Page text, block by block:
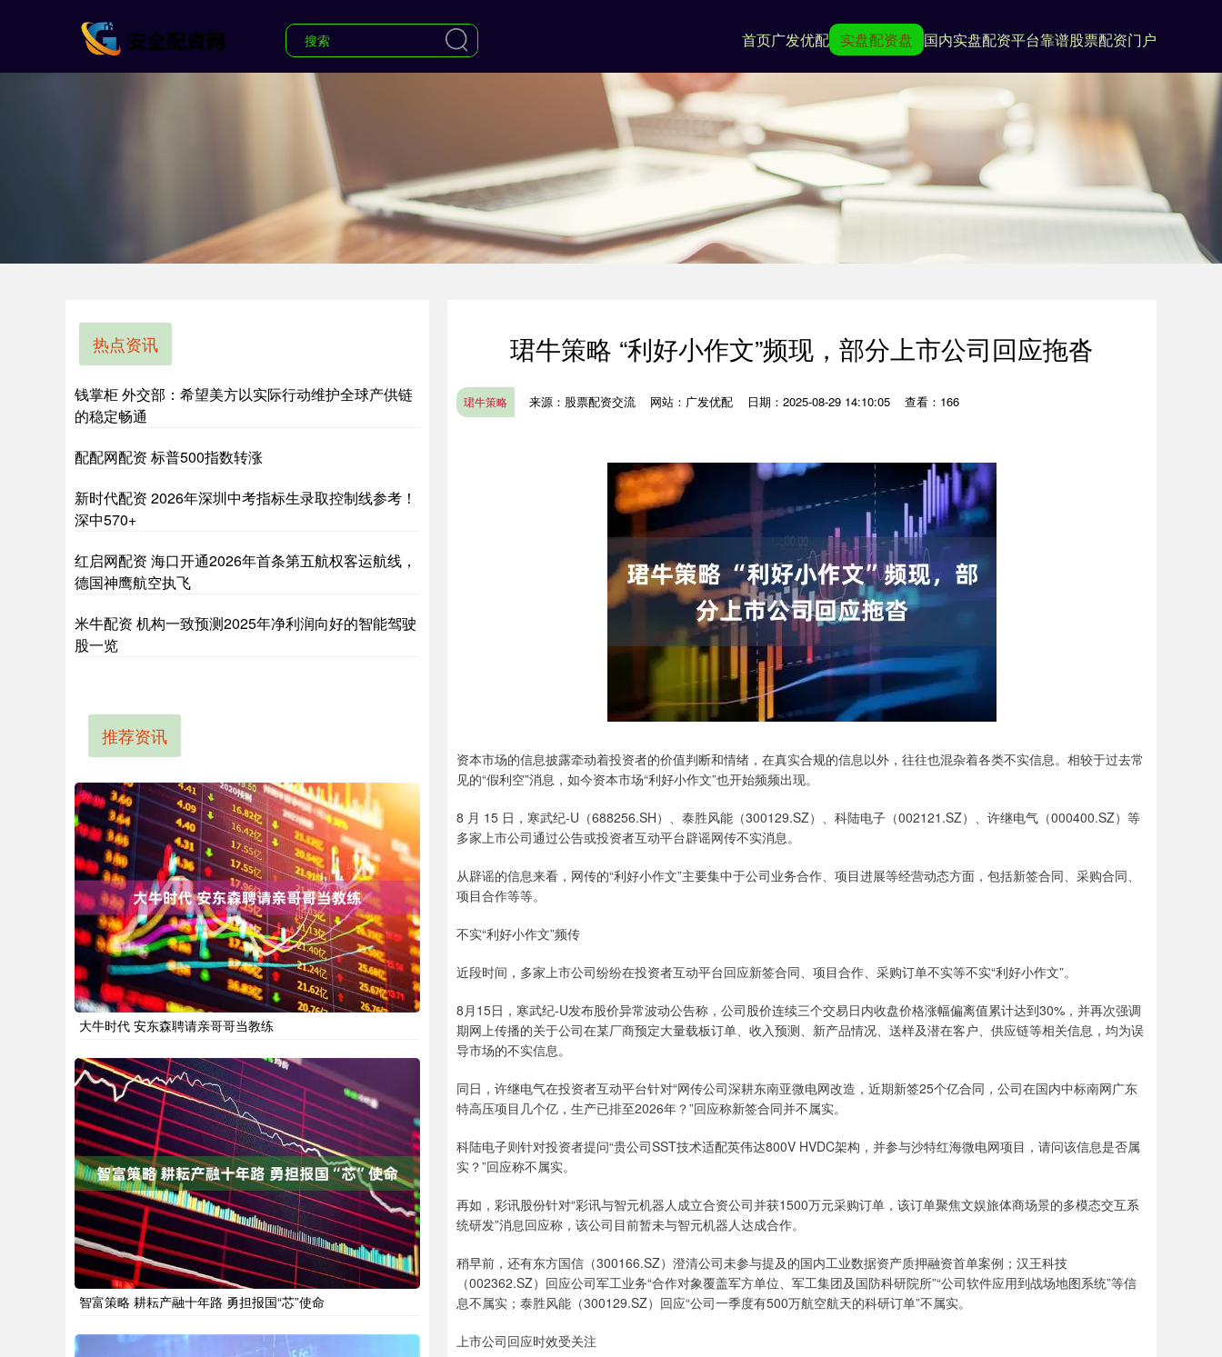
首页广发优配 实盘配资盘 国内实盘配资平台靠谱股票配资门户
珺牛策略 “利好小作文”频现，部分上市公司回应拖沓
珺牛策略 来源：股票配资交流 网站：广发优配 日期：2025-08-29 14:10:05 查看：166
资本市场的信息披露牵动着投资者的价值判断和情绪，在真实合规的信息以外，往往也混杂着各类不实信息。相较于过去常
见的“假利空”消息，如今资本市场“利好小作文”也开始频频出现。
8 月 15 日，寒武纪-U（688256.SH）、泰胜风能（300129.SZ）、科陆电子（002121.SZ）、许继电气（000400.SZ）等
多家上市公司通过公告或投资者互动平台辟谣网传不实消息。
从辟谣的信息来看，网传的“利好小作文”主要集中于公司业务合作、项目进展等经营动态方面，包括新签合同、采购合同、
项目合作等等。
不实“利好小作文”频传
近段时间，多家上市公司纷纷在投资者互动平台回应新签合同、项目合作、采购订单不实等不实“利好小作文”。
8月15日，寒武纪-U发布股价异常波动公告称，公司股价连续三个交易日内收盘价格涨幅偏离值累计达到30%，并再次强调
期网上传播的关于公司在某厂商预定大量载板订单、收入预测、新产品情况、送样及潜在客户、供应链等相关信息，均为误
导市场的不实信息。
同日，许继电气在投资者互动平台针对“网传公司深耕东南亚微电网改造，近期新签25个亿合同，公司在国内中标南网广东
特高压项目几个亿，生产已排至2026年？”回应称新签合同并不属实。
科陆电子则针对投资者提问“贵公司SST技术适配英伟达800V HVDC架构，并参与沙特红海微电网项目，请问该信息是否属
实？”回应称不属实。
再如，彩讯股份针对“彩讯与智元机器人成立合资公司并获1500万元采购订单，该订单聚焦文娱旅体商场景的多模态交互系
统研发”消息回应称，该公司目前暂未与智元机器人达成合作。
稍早前，还有东方国信（300166.SZ）澄清公司未参与提及的国内工业数据资产质押融资首单案例；汉王科技
（002362.SZ）回应公司军工业务“合作对象覆盖军方单位、军工集团及国防科研院所‌”“公司软件‌应用到战场地图系统‌”等信
息不属实；泰胜风能（300129.SZ）回应“公司一季度有500万航空航天的科研订单”不属实。
上市公司回应时效受关注
热点资讯
钱掌柜 外交部：希望美方以实际行动维护全球产供链
的稳定畅通
配配网配资 标普500指数转涨
新时代配资 2026年深圳中考指标生录取控制线参考！
深中570+
红启网配资 海口开通2026年首条第五航权客运航线，
德国神鹰航空执飞
米牛配资 机构一致预测2025年净利润向好的智能驾驶
股一览
推荐资讯
大牛时代 安东森聘请亲哥哥当教练
智富策略 耕耘产融十年路 勇担报国“芯”使命